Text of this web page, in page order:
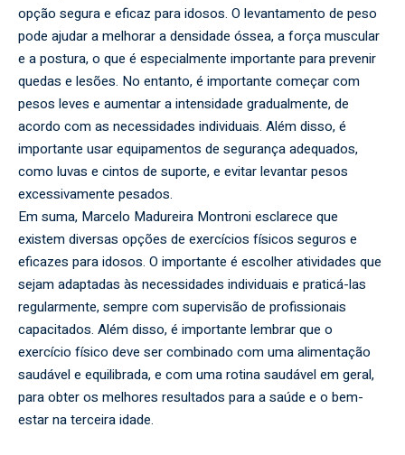
opção segura e eficaz para idosos. O levantamento de peso
pode ajudar a melhorar a densidade óssea, a força muscular
e a postura, o que é especialmente importante para prevenir
quedas e lesões. No entanto, é importante começar com
pesos leves e aumentar a intensidade gradualmente, de
acordo com as necessidades individuais. Além disso, é
importante usar equipamentos de segurança adequados,
como luvas e cintos de suporte, e evitar levantar pesos
excessivamente pesados.
Em suma, Marcelo Madureira Montroni esclarece que
existem diversas opções de exercícios físicos seguros e
eficazes para idosos. O importante é escolher atividades que
sejam adaptadas às necessidades individuais e praticá-las
regularmente, sempre com supervisão de profissionais
capacitados. Além disso, é importante lembrar que o
exercício físico deve ser combinado com uma alimentação
saudável e equilibrada, e com uma rotina saudável em geral,
para obter os melhores resultados para a saúde e o bem-
estar na terceira idade.